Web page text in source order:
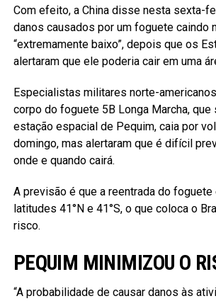
Com efeito, a China disse nesta sexta-
danos causados ​​por um foguete caindo
“extremamente baixo”, depois que os
alertaram que ele poderia cair em uma
Especialistas militares norte-
corpo do foguete 5B Longa Marcha, que
estação espacial de Pequim, caia por
domingo, mas alertaram que é difícil
onde e quando cairá.
A previsão é que a reentrada do foguete
latitudes 41°N e 41°S, o que coloca o
risco.
PEQUIM MINIMIZOU O
“A probabilidade de causar danos às